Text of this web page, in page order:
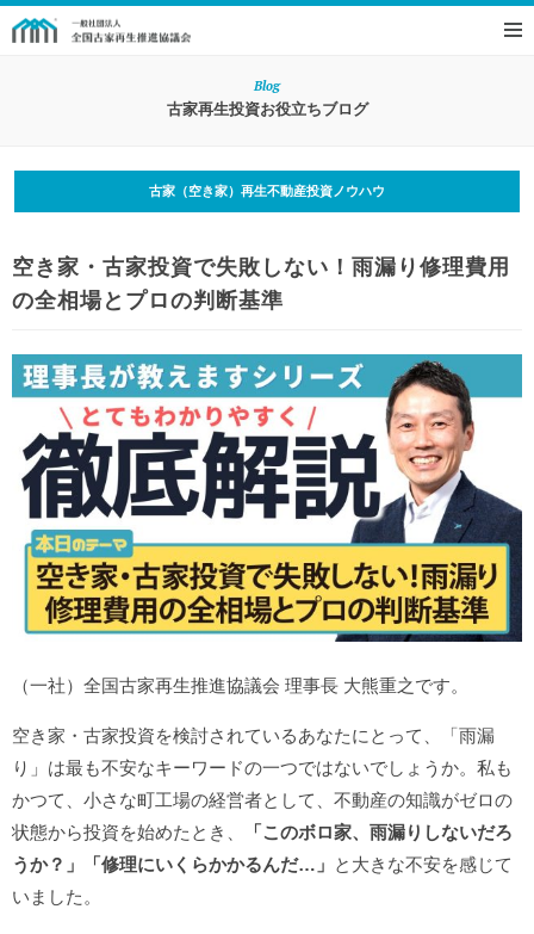
Blog
古家再生投資お役立ちブログ
古家（空き家）再生不動産投資ノウハウ
空き家・古家投資で失敗しない！雨漏り修理費用
の全相場とプロの判断基準
（一社）全国古家再生推進協議会 理事長 大熊重之です。
空き家・古家投資を検討されているあなたにとって、「雨漏
り」は最も不安なキーワードの一つではないでしょうか。私も
かつて、小さな町工場の経営者として、不動産の知識がゼロの
状態から投資を始めたとき、
「このボロ家、雨漏りしないだろ
うか？」「修理にいくらかかるんだ…」 と大きな不安を感じて
いました。